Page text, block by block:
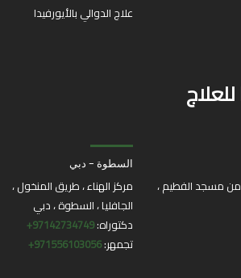
علاج الدوالي بالأيورفيدا
من مسجد الفطيم ،
السطوة - دبي
مركز الهناء ، طريق المنخول ،
الجافليا ، السطوة ، دبي
دكتوراه:97142734749+
تجمهر:971556103056+